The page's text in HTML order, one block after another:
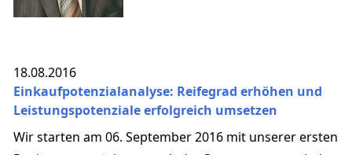
18.08.2016
Einkaufpotenzialanalyse: Reifegrad erhöhen und
Leistungspotenziale erfolgreich umsetzen
Wir starten am 06. September 2016 mit unserer ersten